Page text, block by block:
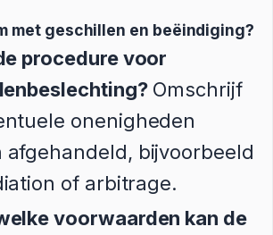
met geschillen en beëindiging?
procedure voor
Omschrijf
onenigheden
afgehandeld, bijvoorbeeld
of arbitrage.
voorwaarden kan de